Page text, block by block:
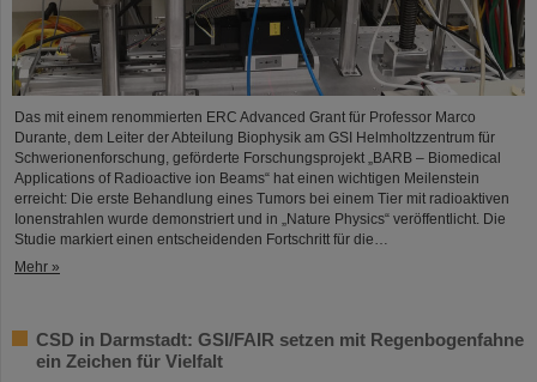
Das mit einem renommierten ERC Advanced Grant für Professor Marco
Durante, dem Leiter der Abteilung Biophysik am GSI Helmholtzzentrum für
Schwerionenforschung, geförderte Forschungsprojekt „BARB – Biomedical
Applications of Radioactive ion Beams“ hat einen wichtigen Meilenstein
erreicht: Die erste Behandlung eines Tumors bei einem Tier mit radioaktiven
Ionenstrahlen wurde demonstriert und in „Nature Physics“ veröffentlicht. Die
Studie markiert einen entscheidenden Fortschritt für die…
Mehr »
CSD in Darmstadt: GSI/FAIR setzen mit Regenbogenfahne
ein Zeichen für Vielfalt